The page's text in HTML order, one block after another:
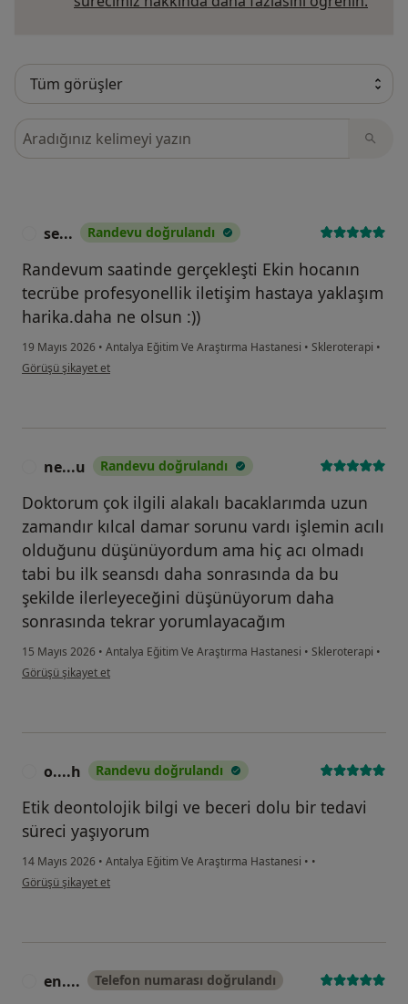
Görüşler içerisinde ara
se... Randevu doğrulandı
Randevum saatinde gerçekleşti Ekin hocanın
tecrübe profesyonellik iletişim hastaya yaklaşım
harika.daha ne olsun :))
19 Mayıs 2026 • Antalya Eğitim Ve Araştırma Hastanesi • Skleroterapi •
kullanıcının görüşüne göre se...
Görüşü şikayet et
ne...u Randevu doğrulandı
Doktorum çok ilgili alakalı bacaklarımda uzun
zamandır kılcal damar sorunu vardı işlemin acılı
olduğunu düşünüyordum ama hiç acı olmadı
tabi bu ilk seansdı daha sonrasında da bu
şekilde ilerleyeceğini düşünüyorum daha
sonrasında tekrar yorumlayacağım
15 Mayıs 2026 • Antalya Eğitim Ve Araştırma Hastanesi • Skleroterapi •
kullanıcının görüşüne göre ne...u
Görüşü şikayet et
o....h Randevu doğrulandı
Etik deontolojik bilgi ve beceri dolu bir tedavi
süreci yaşıyorum
14 Mayıs 2026 • Antalya Eğitim Ve Araştırma Hastanesi • •
kullanıcının görüşüne göre o....h
Görüşü şikayet et
en.... Telefon numarası doğrulandı